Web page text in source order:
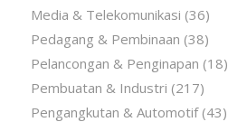
Media & Telekomunikasi (36)
Pedagang & Pembinaan (38)
Pelancongan & Penginapan (18)
Pembuatan & Industri (217)
Pengangkutan & Automotif(43)